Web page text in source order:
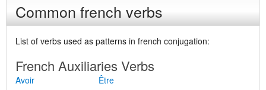
Common french verbs
List of verbs used as patterns in french conjugation:
French Auxiliaries Verbs
Avoir Être